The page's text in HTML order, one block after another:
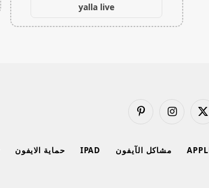
yalla live
X
الانستغرامبينتيريست
مشاكل الآيفون IPAD حماية الايفون